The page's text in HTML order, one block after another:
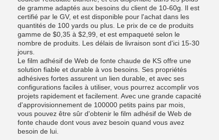
de gramme adaptés aux besoins du client de 10-60g. Il est
certifié par le GV, et est disponible pour l'achat dans les
quantités de 100 yards ou plus. Le prix de ce de produits
gamme de $0,35 à $2,99, et est empaqueté selon le
nombre de produits. Les délais de livraison sont d'ici 15-30
jours.
Le film adhésif de Web de fonte chaude de KS offre une
solution fiable et durable à vos besoins. Ses propriétés
adhésives fortes assurent un lien durable, et avec ses
configurations faciles à utiliser, vous pourrez accomplir vos
projets rapidement et facilement. Avec une grande capacité
d'approvisionnement de 100000 petits pains par mois,
vous pouvez être sûr d'obtenir le film adhésif de Web de
fonte chaude dont vous avez besoin quand vous avez
besoin de lui.